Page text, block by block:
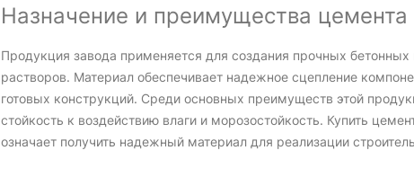
Назначение и преимущества цемента
Продукция завода применяется для создания прочных
растворов. Материал обеспечивает надежное сцепление
готовых конструкций. Среди основных преимуществ этой
стойкость к воздействию влаги и морозостойкость. Купить
означает получить надежный материал для реализации